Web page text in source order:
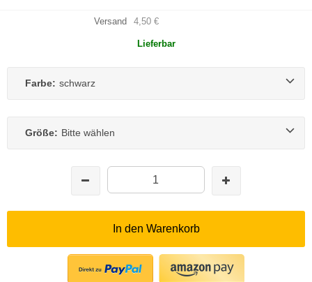
Versand 4,50 €
Lieferbar
Farbe: schwarz
Größe: Bitte wählen
In den Warenkorb